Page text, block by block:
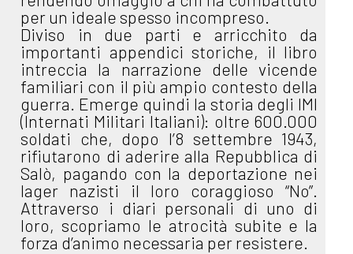
per un ideale spesso incompreso.
Diviso in due parti e arricchito da
importanti appendici storiche, il libro
intreccia la narrazione delle vicende
familiari con il più ampio contesto della
guerra. Emerge quindi la storia degli IMI
(Internati Militari Italiani): oltre 600.000
soldati che, dopo l’8 settembre 1943,
rifiutarono di aderire alla Repubblica di
Salò, pagando con la deportazione nei
lager nazisti il loro coraggioso “No”.
Attraverso i diari personali di uno di
loro, scopriamo le atrocità subite e la
forza d’animo necessaria per resistere.